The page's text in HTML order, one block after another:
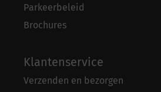
Parkeerbeleid
Brochures
Klantenservice
Verzenden en bezorgen